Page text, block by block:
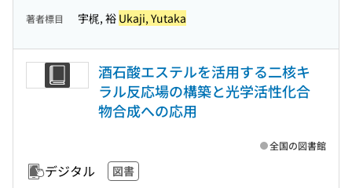
著者標目 宇梶, 裕 Ukaji, Yutaka
酒石酸エステルを活用する二核キ
ラル反応場の構築と光学活性化合
物合成への応用
デジタル 図書
全国の図書館